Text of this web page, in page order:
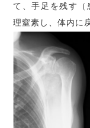
て、手足を残す（
理窒素し、体内に